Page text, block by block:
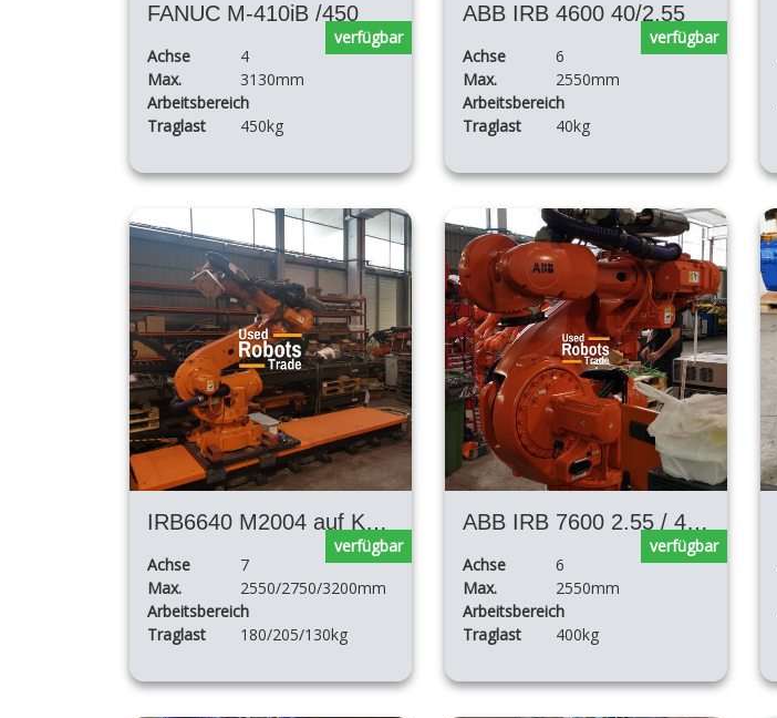
FANUC M-410iB /450
Achse
4
Max.
Arbeitsbereich
3130mm
Traglast 450kg
verfügbar
ABB IRB 4600 40/2.55
Achse
6
Max.
Arbeitsbereich
2550mm
Traglast 40kg
verfügbar
IRB6640 M2004 auf Kurs
Achse
7
Max.
Arbeitsbereich
2550/2750/3200mm
Traglast 180/205/130kg
verfügbar
ABB IRB 7600 2.55 / 400 M2004
Achse
6
Max.
Arbeitsbereich
2550mm
Traglast 400kg
verfügbar